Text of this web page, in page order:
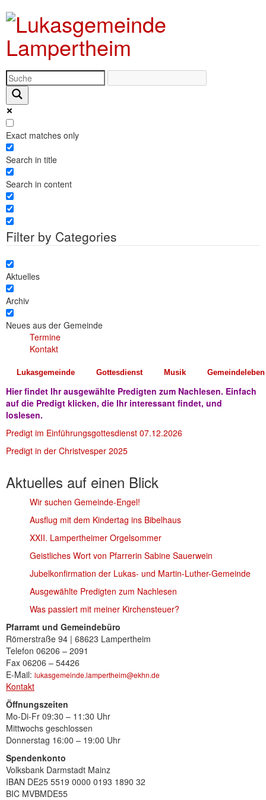
Exact matches only
Search in title
Search in content
Filter by Categories
Aktuelles
Archiv
Neues aus der Gemeinde
Termine
Kontakt
Lukasgemeinde Gottesdienst Musik Gemeindeleben
Hier findet Ihr ausgewählte Predigten zum Nachlesen. Einfach
auf die Predigt klicken, die Ihr interessant findet, und
loslesen.
Predigt im Einführungsgottesdienst 07.12.2026
Predigt in der Christvesper 2025
Aktuelles auf einen Blick
Wir suchen Gemeinde-Engel!
Ausflug mit dem Kindertag ins Bibelhaus
XXII. Lampertheimer Orgelsommer
Geistliches Wort von Pfarrerin Sabine Sauerwein
Jubelkonfirmation der Lukas- und Martin-Luther-Gemeinde
Ausgewählte Predigten zum Nachlesen
Was passiert mit meiner Kirchensteuer?
Pfarramt und Gemeindebüro
Römerstraße 94 | 68623 Lampertheim
Telefon 06206 – 2091
Fax 06206 – 54426
E-Mail: lukasgemeinde.lampertheim@ekhn.de
Kontakt
Öffnungszeiten
Mo-Di-Fr 09:30 – 11:30 Uhr
Mittwochs geschlossen
Donnerstag 16:00 – 19:00 Uhr
Spendenkonto
Volksbank Darmstadt Mainz
IBAN DE25 5519 0000 0193 1890 32
BIC MVBMDE55